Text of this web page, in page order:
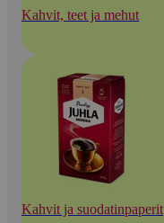
Kahvit, teet ja mehut
Kahvit ja suodatinpaperit